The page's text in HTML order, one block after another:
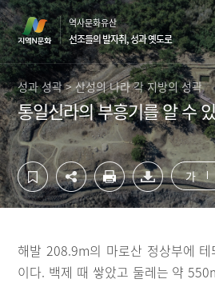
컨
텐
츠
영
역
바
로
가
기
하
단
영
역
바
로
가
기
역사문화유산
선조들의 발자취, 성과 옛도로
성과 성곽 > 산성의 나라 각 지방의 성곽
통일신라의 부흥기를 알 수
가
해발 208.9m의 마로산 정상부에
이다. 백제 때 쌓았고 둘레는 약